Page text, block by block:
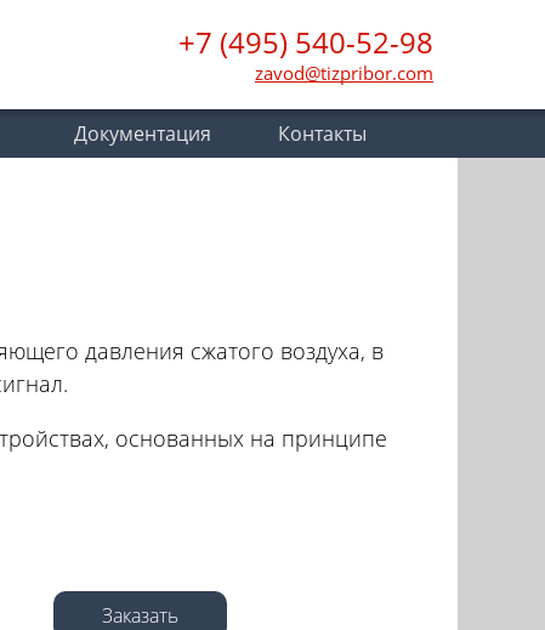
+7 (495) 540-52-98
zavod@tizpribor.com
Документация Контакты
давления сжатого воздуха, в
основанных на принципе
Заказать